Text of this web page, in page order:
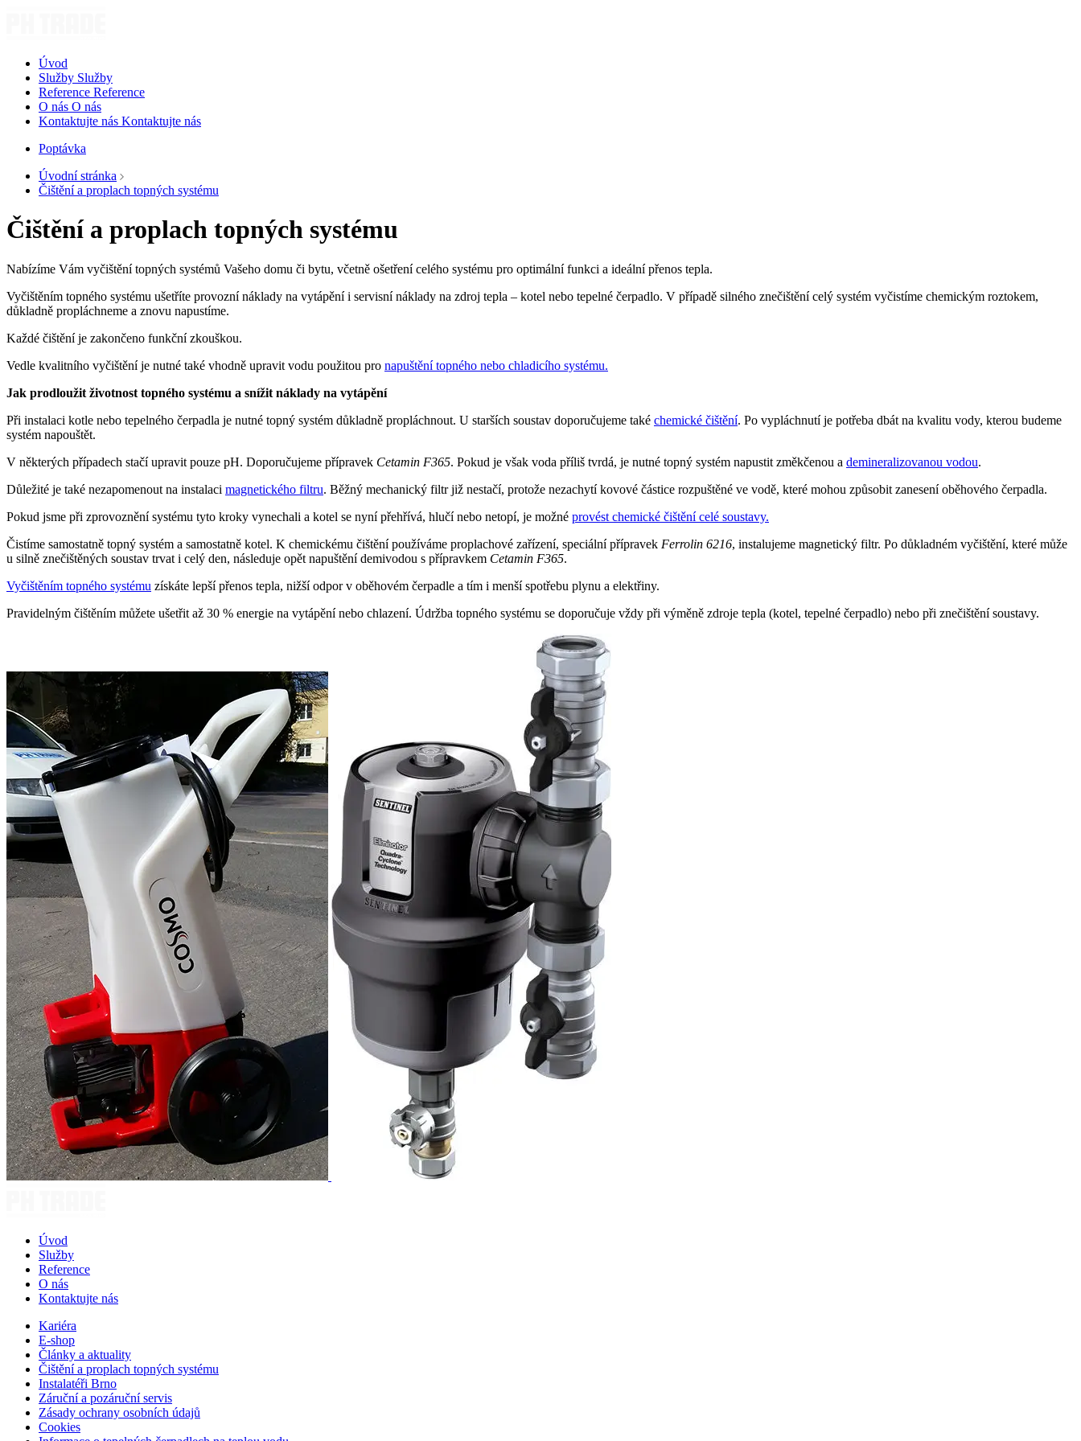
Úvod
Služby Služby
Reference Reference
O nás O nás
Kontaktujte nás Kontaktujte nás
Poptávka
Úvodní stránka
Čištění a proplach topných systému
Čištění a proplach topných systému
Nabízíme Vám vyčištění topných systémů Vašeho domu či bytu, včetně ošetření celého systému pro optimální funkci a ideální přenos tepla.
Vyčištěním topného systému ušetříte provozní náklady na vytápění i servisní náklady na zdroj tepla – kotel nebo tepelné čerpadlo. V případě silného znečištění celý systém vyčistíme chemickým roztokem,
důkladně propláchneme a znovu napustíme.
Každé čištění je zakončeno funkční zkouškou.
Vedle kvalitního vyčištění je nutné také vhodně upravit vodu použitou pro napuštění topného nebo chladicího systému.
Jak prodloužit životnost topného systému a snížit náklady na vytápění
Při instalaci kotle nebo tepelného čerpadla je nutné topný systém důkladně propláchnout. U starších soustav doporučujeme také chemické čištění. Po vypláchnutí je potřeba dbát na kvalitu vody, kterou budeme
systém napouštět.
V některých případech stačí upravit pouze pH. Doporučujeme přípravek Cetamin F365. Pokud je však voda příliš tvrdá, je nutné topný systém napustit změkčenou a demineralizovanou vodou.
Důležité je také nezapomenout na instalaci magnetického filtru. Běžný mechanický filtr již nestačí, protože nezachytí kovové částice rozpuštěné ve vodě, které mohou způsobit zanesení oběhového čerpadla.
Pokud jsme při zprovoznění systému tyto kroky vynechali a kotel se nyní přehřívá, hlučí nebo netopí, je možné provést chemické čištění celé soustavy.
Čistíme samostatně topný systém a samostatně kotel. K chemickému čištění používáme proplachové zařízení, speciální přípravek Ferrolin 6216, instalujeme magnetický filtr. Po důkladném vyčištění, které může
u silně znečištěných soustav trvat i celý den, následuje opět napuštění demivodou s přípravkem Cetamin F365.
Vyčištěním topného systému získáte lepší přenos tepla, nižší odpor v oběhovém čerpadle a tím i menší spotřebu plynu a elektřiny.
Pravidelným čištěním můžete ušetřit až 30 % energie na vytápění nebo chlazení. Údržba topného systému se doporučuje vždy při výměně zdroje tepla (kotel, tepelné čerpadlo) nebo při znečištění soustavy.
Úvod
Služby
Reference
O nás
Kontaktujte nás
Kariéra
E-shop
Články a aktuality
Čištění a proplach topných systému
Instalatéři Brno
Záruční a pozáruční servis
Zásady ochrany osobních údajů
Cookies